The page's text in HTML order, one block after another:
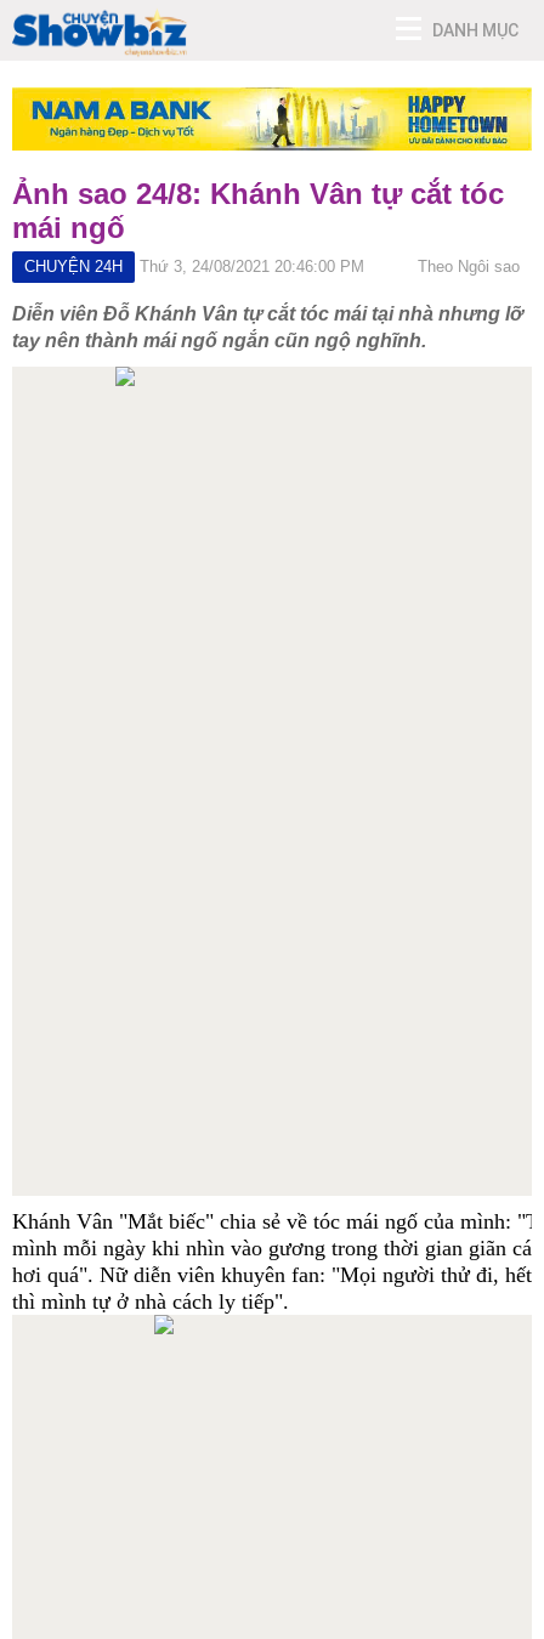
DANH MỤC
Ảnh sao 24/8: Khánh Vân tự cắt tóc
mái ngố
CHUYỆN 24H Thứ 3, 24/08/2021 20:46:00 PM Theo Ngôi sao
Diễn viên Đỗ Khánh Vân tự cắt tóc mái tại nhà nhưng lỡ
tay nên thành mái ngố ngắn cũn ngộ nghĩnh.
Khánh Vân "Mắt biếc" chia sẻ về tóc mái ngố của mình:
mình mỗi ngày khi nhìn vào gương trong thời gian giãn
hơi quá". Nữ diễn viên khuyên fan: "Mọi người thử đi, hết
thì mình tự ở nhà cách ly tiếp".